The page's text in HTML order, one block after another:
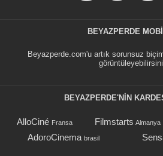
BEYAZPERDE
Beyazperde.com'u artık sorunsuz
BEYAZPERDE'NIN
AlloCiné Fransa Filmstarts Almanya
AdoroCinema brasil